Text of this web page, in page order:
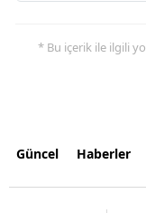
* Bu içerik ile ilgili
Güncel Haberler